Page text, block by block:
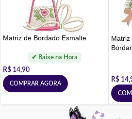
Matriz de Bordado Esmalte
R$ 14,90
COMPRAR AGORA
Matriz
Bordar
R$